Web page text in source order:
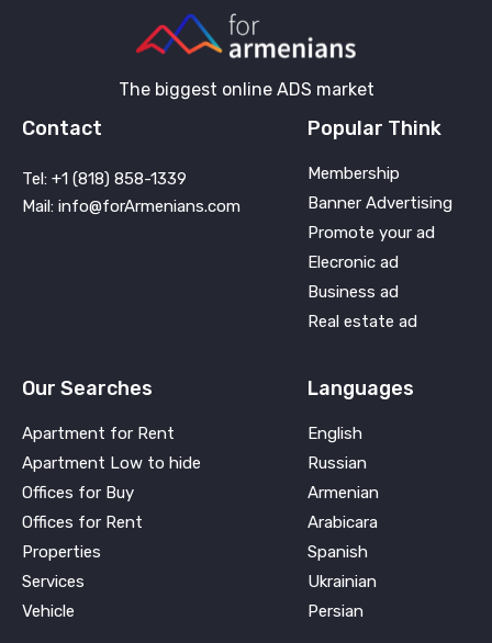
The biggest online ADS market
Contact
Tel: +1 (818) 858-1339
Mail: info@forArmenians.com
Popular Think
Membership
Banner Advertising
Promote your ad
Elecronic ad
Business ad
Real estate ad
Our Searches
Apartment for Rent
Apartment Low to hide
Offices for Buy
Offices for Rent
Properties
Services
Vehicle
Languages
English
Russian
Armenian
Arabicara
Spanish
Ukrainian
Persian